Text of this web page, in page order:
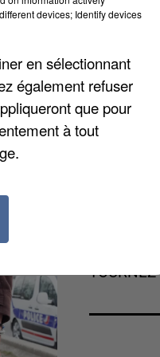
les
la
GAGNER
TOURNEZ
devices; Identify devices
en sélectionnant
également refuser
que pour
à tout